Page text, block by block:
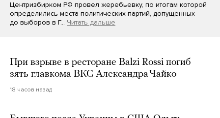
Центризбирком РФ провел жеребьевку, по итогам которой
определились места политических партий, допущенных
до выборов в Г… Читать дальше
При взрыве в ресторане Balzi Rossi погиб
зять главкома ВКС Александра Чайко
18 часов назад